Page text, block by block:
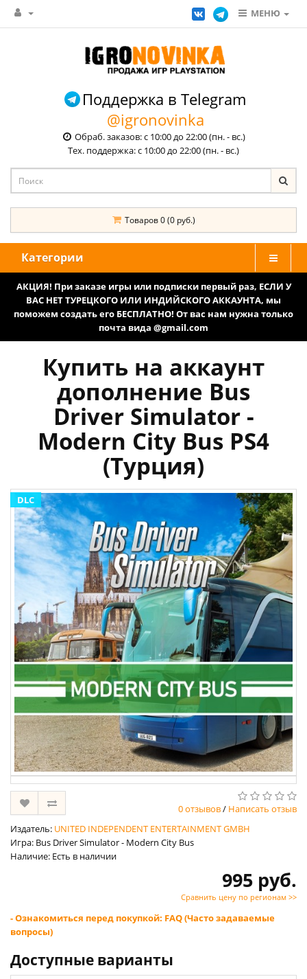
МЕНЮ
Поддержка в Telegram
@igronovinka
Обраб. заказов: с 10:00 до 22:00 (пн. - вс.)
Тех. поддержка: с 10:00 до 22:00 (пн. - вс.)
Товаров 0 (0 руб.)
Категории
АКЦИЯ! При заказе игры или подписки первый раз, ЕСЛИ У
ВАС НЕТ ТУРЕЦКОГО ИЛИ ИНДИЙСКОГО АККАУНТА, мы
поможем создать его БЕСПЛАТНО! От вас нам нужна только
почта вида @gmail.com
Купить на аккаунт
дополнение Bus
Driver Simulator -
Modern City Bus PS4
(Турция)
DLC
0 отзывов/ Написать отзыв
Издатель: UNITED INDEPENDENT ENTERTAINMENT GMBH
Игра: Bus Driver Simulator - Modern City Bus
Наличие: Есть в наличии
995 руб.
Сравнить цену по регионам >>
- Ознакомиться перед покупкой: FAQ (Часто задаваемые
вопросы)
Доступные варианты